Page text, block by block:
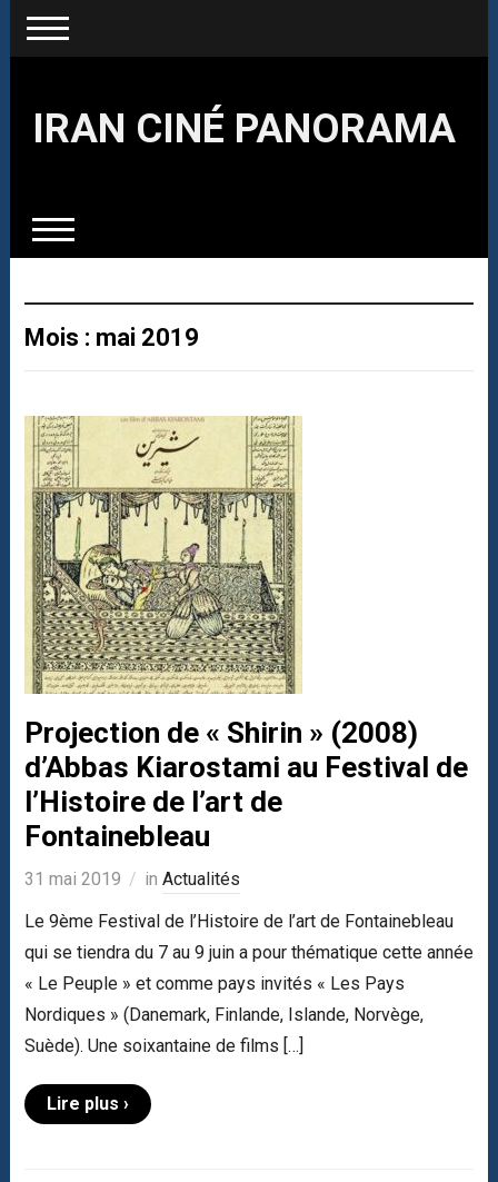
IRAN CINÉ PANORAMA
Mois : mai 2019
Projection de « Shirin » (2008)
d’Abbas Kiarostami au Festival de
l’Histoire de l’art de
Fontainebleau
31 mai 2019 in Actualités
Le 9ème Festival de l’Histoire de l’art de Fontainebleau
qui se tiendra du 7 au 9 juin a pour thématique cette année
« Le Peuple » et comme pays invités « Les Pays
Nordiques » (Danemark, Finlande, Islande, Norvège,
Suède). Une soixantaine de films […]
Lire plus ›